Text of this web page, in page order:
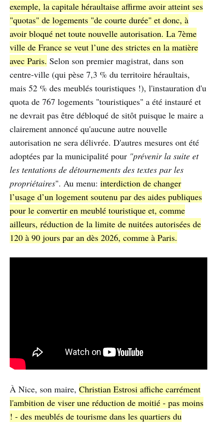
exemple, la capitale héraultaise affirme avoir atteint ses
"quotas" de logements "de courte durée" et donc, à
avoir bloqué net toute nouvelle autorisation. La 7ème
ville de France se veut l’une des strictes en la matière
avec Paris. Selon son premier magistrat, dans son
centre-ville (qui pèse 7,3 % du territoire héraultais,
mais 52 % des meublés touristiques !), l'instauration d'u
quota de 767 logements "touristiques" a été instauré et
ne devrait pas être débloqué de sitôt puisque le maire a
clairement annoncé qu'aucune autre nouvelle
autorisation ne sera délivrée. D'autres mesures ont été
adoptées par la municipalité pour "prévenir la suite et
les tentations de détournements des textes par les
propriétaires". Au menu: interdiction de changer
l’usage d’un logement soutenu par des aides publiques
pour le convertir en meublé touristique et, comme
ailleurs, réduction de la limite de nuitées autorisées de
120 à 90 jours par an dès 2026, comme à Paris.
À Nice, son maire, Christian Estrosi affiche carrément
l'ambition de viser une réduction de moitié - pas moins
! - des meublés de tourisme dans les quartiers du